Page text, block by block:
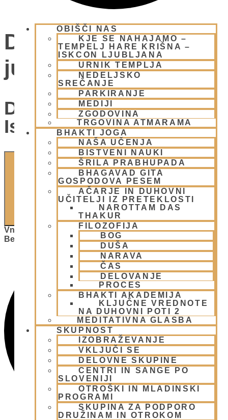
OBIŠČI NAS
KJE SE NAHAJAMO –
TEMPELJ HARE KRIŠNA –
ISKCON LJUBLJANA
URNIK TEMPLJA
NEDELJSKO
SREČANJE
PARKIRANJE
MEDIJI
ZGODOVINA
TRGOVINA ATMARAMA
BHAKTI JOGA
NAŠA UČENJA
BISTVENI NAUKI
ŠRILA PRABHUPADA
BHAGAVAD GITA
GOSPODOVA PESEM
AČARJE IN DUHOVNI
UČITELJI IZ PRETEKLOSTI
NAROTTAM DAS
THAKUR
FILOZOFIJA
BOG
DUŠA
NARAVA
ČAS
DELOVANJE
PROCES
BHAKTI AKADEMIJA
KLJUČNE VREDNOTE
NA DUHOVNI POTI 2
MEDITATIVNA GLASBA
SKUPNOST
IZOBRAŽEVANJE
VKLJUČI SE
DELOVNE SKUPINE
CENTRI IN SANGE PO
SLOVENIJI
OTROŠKI IN MLADINSKI
PROGRAMI
SKUPINA ZA PODPORO
DRUŽINAM IN OTROKOM
Dogodki for 30
junija, 2026
Dogodki Navigacija Za
Iskanje In Oglede
Vnesite Ključno Besedo. Poiščite Dogodki Po Ključni
Besedi.